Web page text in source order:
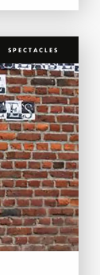
SPECTACLES